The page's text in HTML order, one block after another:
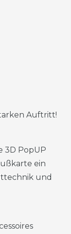
Auftritt!
3D PopUP
ein
und